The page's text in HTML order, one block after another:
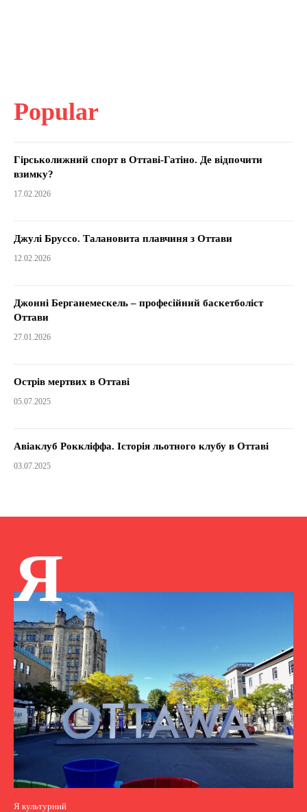
Popular
Гірськолижний спорт в Оттаві-Гатіно. Де відпочити
взимку?
17.02.2026
Джулі Бруссо. Талановита плавчиня з Оттави
12.02.2026
Джонні Берганемескель – професійний баскетболіст
Оттави
27.01.2026
Острів мертвих в Оттаві
05.07.2025
Авіаклуб Роккліффа. Історія льотного клубу в Оттаві
03.07.2025
Я
Я культурний